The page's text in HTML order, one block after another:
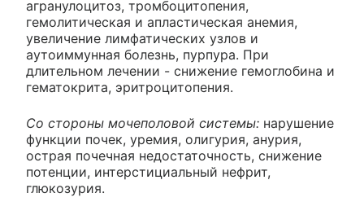
агранулоцитоз, тромбоцитопения,
гемолитическая и апластическая анемия,
увеличение лимфатических узлов и
аутоиммунная болезнь, пурпура. При
длительном лечении - снижение гемоглобина и
гематокрита, эритроцитопения.
Со стороны мочеполовой системы: нарушение
функции почек, уремия, олигурия, анурия,
острая почечная недостаточность, снижение
потенции, интерстициальный нефрит,
глюкозурия.